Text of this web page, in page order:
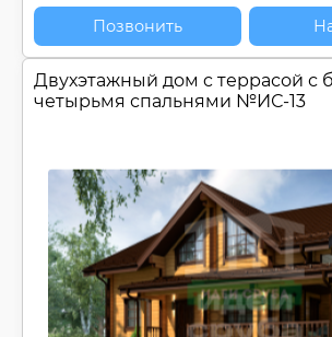
Позвонить
Двухэтажный дом c террасой с
четырьмя спальнями №ИС-13